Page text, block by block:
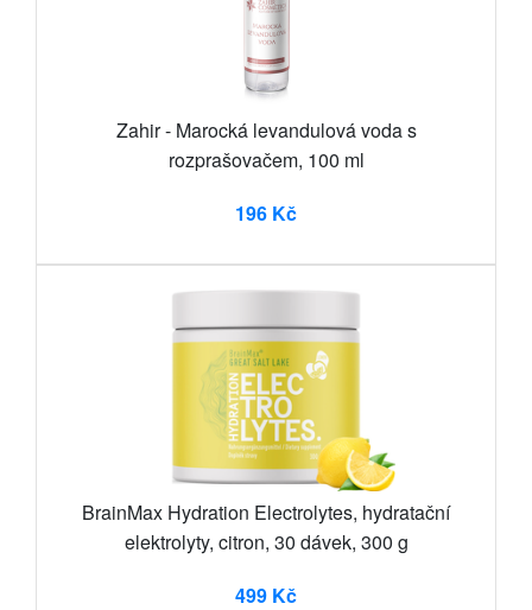
Zahir - Marocká levandulová voda s
rozprašovačem, 100 ml
196 Kč
BrainMax Hydration Electrolytes, hydratační
elektrolyty, citron, 30 dávek, 300 g
499 Kč